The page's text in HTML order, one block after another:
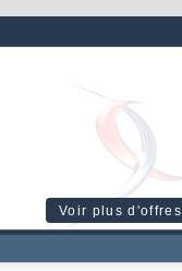
Voir plus d'offres